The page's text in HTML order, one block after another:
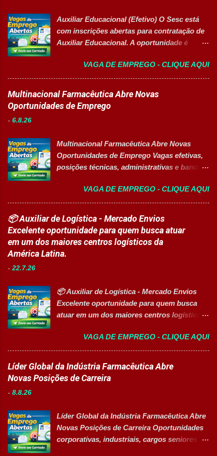
Noturna) Estratégia de Vendas e
Performance Comercial (Turma Vespertina)
Estrutura e Horários das Turmas
equipamentos, a gestão otimizada de
recursos energéticos e a liderança
estratégica em projetos de melhoria
Responsabilidades Assegurar a manutenção
eficiente dos equipamentos das áreas de
utilidades, elétrica e setores auxiliares.
Identificar oportunidades de melhoria
disponibilidade e alta confiabilidade
operacional dos processos industriais.
Liderar a gestão da ...
Auxiliar Educacional (Efetivo) O Sesc está
com inscrições abertas para contratação de
Auxiliar Educacional. A oportunidade é
nas áreas da educação que desejam atuar
em ambiente escolar, apoiando professores
e estudantes. 👉 CANDIDATAR-SE AGORA
Resumo da vaga Cargo: Auxiliar
Educacional Empresa: Sesc Tipo de
agosto de 2026 Vaga inclusiva para Pessoas
com Deficiência (PcD). Principais atividades
Apoiar professores durante atividades
projetos educacionais. Dar suporte em
atividades recreativas e lúdicas.
Disponibilizar materiais utilizados nas
atividades. Monitorar estudantes durante
aulas e recreios. Contribuir para um
ambiente escolar organizado e seguro.
educacionais desenvolv...
VAGA DE EMPREGO - CLIQUE AQUI
Multinacional Farmacêutica Abre Novas
Oportunidades de Emprego
- 6.8.26
Multinacional Farmacêutica Abre Novas
Oportunidades de Emprego Vagas efetivas,
posições técnicas, administrativas e banco
CANDIDATAR-SE AGORA Sobre as
Oportunidades Uma das maiores empresas
do setor farmacêutico e de saúde está com
processo seletivo aberto para contratação
de profissionais em diversas áreas de
atuação, oferecendo desenvolvimento
de gestão, além de opções de cadastro em
banco de talentos para futuras
oportunidades de carreira. Vagas
Auxiliar de Almoxarifado OEA Auxiliar de
Produção Eletricista de Manutenção II
Gerente Executivo de Engenharia Oficial de
Cozinha Banco de Talentos - Auxiliar de
Produção In...
VAGA DE EMPREGO - CLIQUE AQUI
📦 Auxiliar de Logística - Mercado Envios
Excelente oportunidade para quem busca atuar
em um dos maiores centros logísticos da
América Latina.
- 22.7.26
📦 Auxiliar de Logística - Mercado Envios
Excelente oportunidade para quem busca
atuar em um dos maiores centros logísticos
📋 Sobre a oportunidade O Mercado Envios
está com oportunidade para Auxiliar de
Logística . A empresa busca profissionais
comprometidos, organizados e que desejam
Receber produtos no centro de distribuição;
Embalar e etiquetar mercadorias; Conferir
documentos, registros e embalagens;
VAGA DE EMPREGO - CLIQUE AQUI
Líder Global da Indústria Farmacêutica Abre
Novas Posições de Carreira
- 8.8.26
Líder Global da Indústria Farmacêutica Abre
Novas Posições de Carreira Oportunidades
corporativas, industriais, cargos seniores e